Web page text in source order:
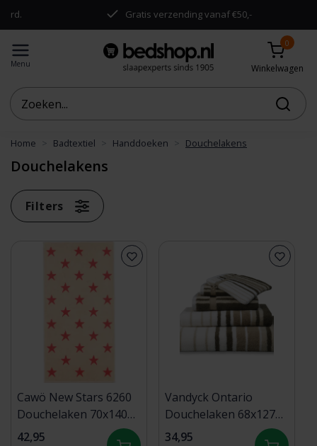
Gratis verzending vanaf €50,-
Menu
0
Winkelwagen
Home Badtextiel Handdoeken Douchelakens
Douchelakens
Filters
Cawö New Stars 6260
Douchelaken 70x140
beige/pink
42,95
Vandyck Ontario
Douchelaken 68x127
salie
34,95